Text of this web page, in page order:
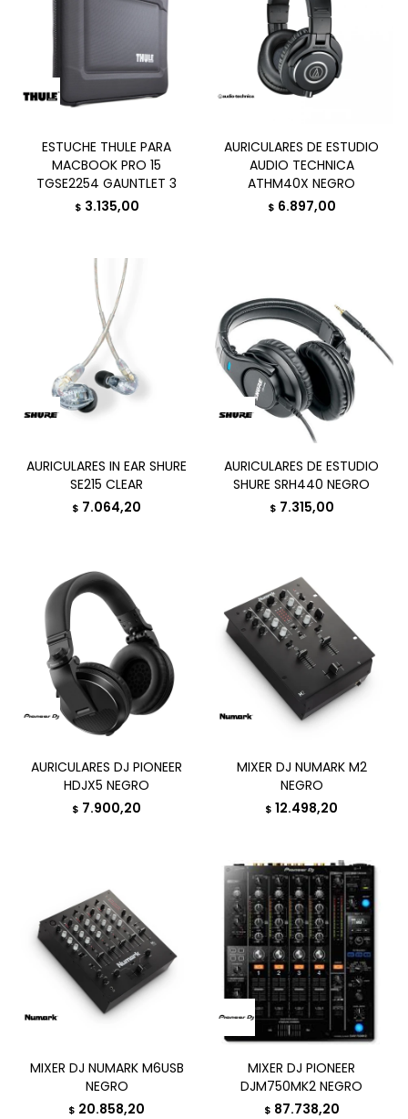
ESTUCHE THULE PARA
MACBOOK PRO 15
TGSE2254 GAUNTLET 3
$ 3.135,00
AURICULARES DE ESTUDIO
AUDIO TECHNICA
ATHM40X NEGRO
$ 6.897,00
AURICULARES IN EAR SHURE
SE215 CLEAR
$ 7.064,20
AURICULARES DE ESTUDIO
SHURE SRH440 NEGRO
$ 7.315,00
AURICULARES DJ PIONEER
HDJX5 NEGRO
$ 7.900,20
MIXER DJ NUMARK M2
NEGRO
$ 12.498,20
MIXER DJ NUMARK M6USB
NEGRO
$ 20.858,20
MIXER DJ PIONEER
DJM750MK2 NEGRO
$ 87.738,20